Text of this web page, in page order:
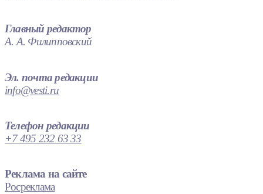
Главный редактор
А. А. Филипповский
Эл. почта редакции
info@vesti.ru
Телефон редакции
+7 495 232 63 33
Реклама на сайте
Росреклама